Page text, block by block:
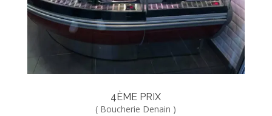
4ÈME PRIX
( Boucherie Denain )